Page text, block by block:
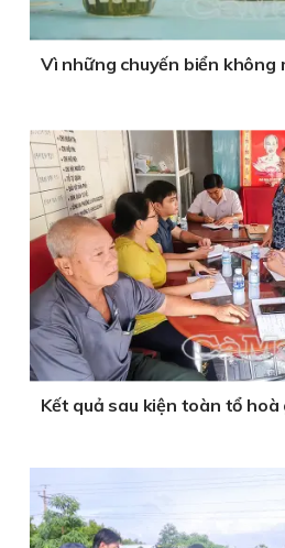
Vì những chuyến biển không
Kết quả sau kiện toàn tổ hoà